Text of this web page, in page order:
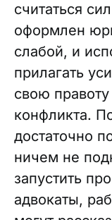
считаться
оформлен
слабой, и
прилагать
свою
конфликта.
достаточно
ничем не
запустить
адвокаты,